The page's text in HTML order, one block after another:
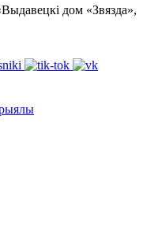
дом «Звязда»,